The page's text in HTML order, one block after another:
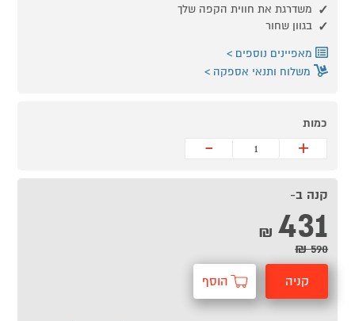
משדרגת את חווית הקפה שלך
בגוון שחור
מאפיינים נוספים
משלוח ותנאי אספקה
כמות
+
-
קנה ב-
431
₪
590 ₪
קניה הוסף